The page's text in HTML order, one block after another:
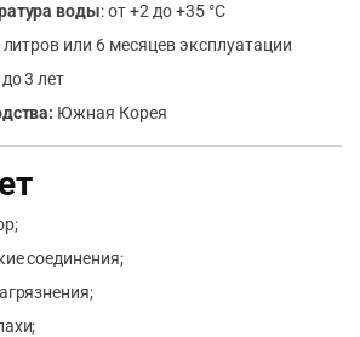
воды: от +2 до +35 °С
или 6 месяцев эксплуатации
до 3 лет
Южная Корея
соединения;